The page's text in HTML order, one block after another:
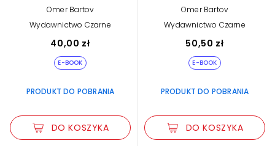
book)
Omer Bartov
Wydawnictwo Czarne
40,00 zł
E-BOOK
PRODUKT DO POBRANIA
DO KOSZYKA
(e-book)
Omer Bartov
Wydawnictwo Czarne
50,50 zł
E-BOOK
PRODUKT DO POBRANIA
DO KOSZYKA